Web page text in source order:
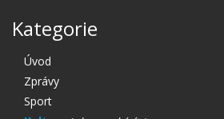
Kategorie
Úvod
Zprávy
Sport